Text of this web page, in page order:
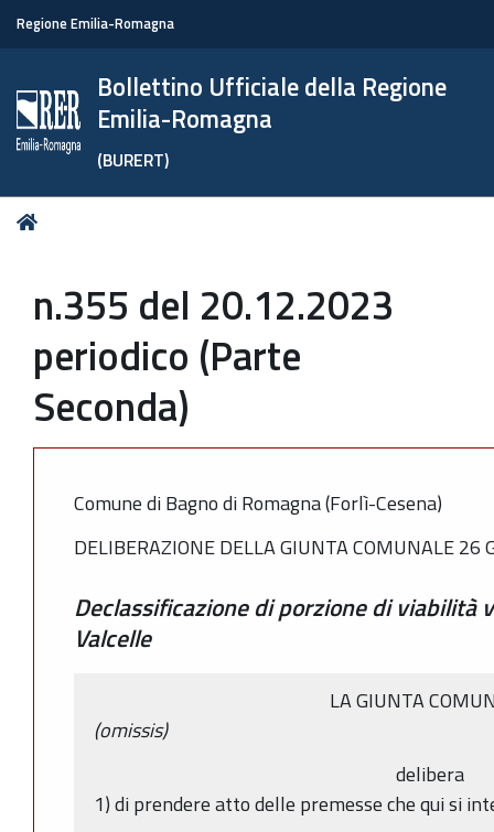
Regione Emilia-Romagna
Bollettino Ufficiale della Regione
Emilia-Romagna
(BURERT)
Tu
n.355 del 20.12.2023
periodico (Parte
Seconda)
Comune di Bagno di Romagna (Forlì-Cesena)
DELIBERAZIONE DELLA GIUNTA COMUNALE 26
Declassificazione di porzione di viabilità
Valcelle
LA GIUNTA
(omissis)
delibera
1) di prendere atto delle premesse che qui si